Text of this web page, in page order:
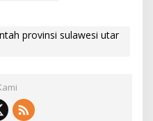
provinsi sulawesi utar